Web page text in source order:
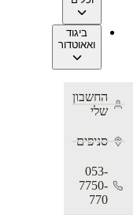
ביגוד
ואאוטדור
החשבון
שלי
סניפים
053-
7750-
770